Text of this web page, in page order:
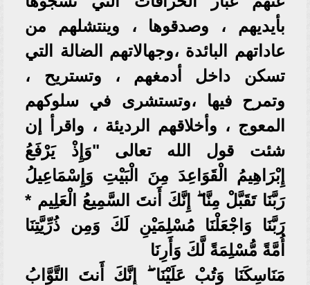
بأيديهم ، وصدقوها ، وينتشلهم من
عاداتهم البائدة ،وجهالاتهم الضالة التي
تسكن داخل أدمغهم ، وتستريح ،
وتمرح فيها ،وتستشرى في سلوكهم
المعوج ، وأخلاقهم الرديئة ، واقرأ إن
شئت قول الله تعالى "وَإِذْ يَرْفَعُ
إِبْرَاهِيمُ الْقَوَاعِدَ مِنَ الْبَيْتِ وَإِسْمَاعِيلُ
رَبَّنَا تَقَبَّلْ مِنَّا ۖ إِنَّكَ أَنتَ السَّمِيعُ الْعَلِيم *
رَبَّنَا وَاجْعَلْنَا مُسْلِمَيْنِ لَكَ وَمِن ذُرِّيَّتِنَا
أُمَّةً مُّسْلِمَةً لَّكَ وَأَرِنَا
مَنَاسِكَنَا وَتُبْ عَلَيْنَا ۖ إِنَّكَ أَنتَ التَّوَّابُ